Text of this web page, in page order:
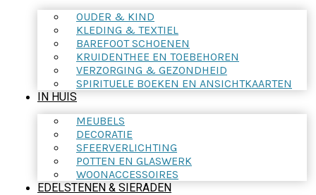
OUDER & KIND
KLEDING & TEXTIEL
BAREFOOT SCHOENEN
KRUIDENTHEE EN TOEBEHOREN
VERZORGING & GEZONDHEID
SPIRITUELE BOEKEN EN ANSICHTKAARTEN
IN HUIS
MEUBELS
DECORATIE
SFEERVERLICHTING
POTTEN EN GLASWERK
WOONACCESSOIRES
EDELSTENEN & SIERADEN